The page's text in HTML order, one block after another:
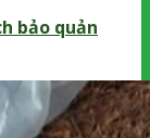
bảo quản